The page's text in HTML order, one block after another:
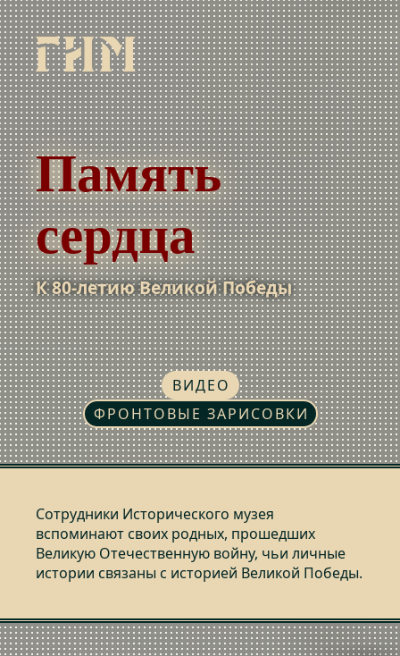
Память
сердца
К 80-летию Великой Победы
ВИДЕО
ФРОНТОВЫЕ ЗАРИСОВКИ
Сотрудники Исторического музея
вспоминают своих родных, прошедших
Великую Отечественную войну, чьи личные
истории связаны с историей Великой Победы.